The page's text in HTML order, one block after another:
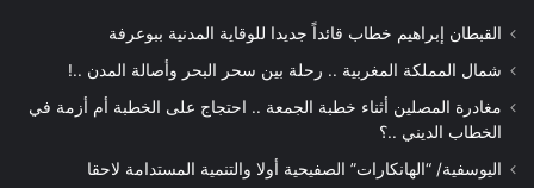
القبطان إبراهيم خطاب قائداً جديدا للوقاية المدنية ببوعرفة
شمال المملكة المغربية .. رحلة بين سحر البحر وأصالة المدن ..!
مغادرة المصلين أثناء خطبة الجمعة .. احتجاج على الخطبة أم أزمة في
الخطاب الديني ..؟
اليوسفية/ “الهانكارات” الصفيحية أولا والتنمية المستدامة لاحقا